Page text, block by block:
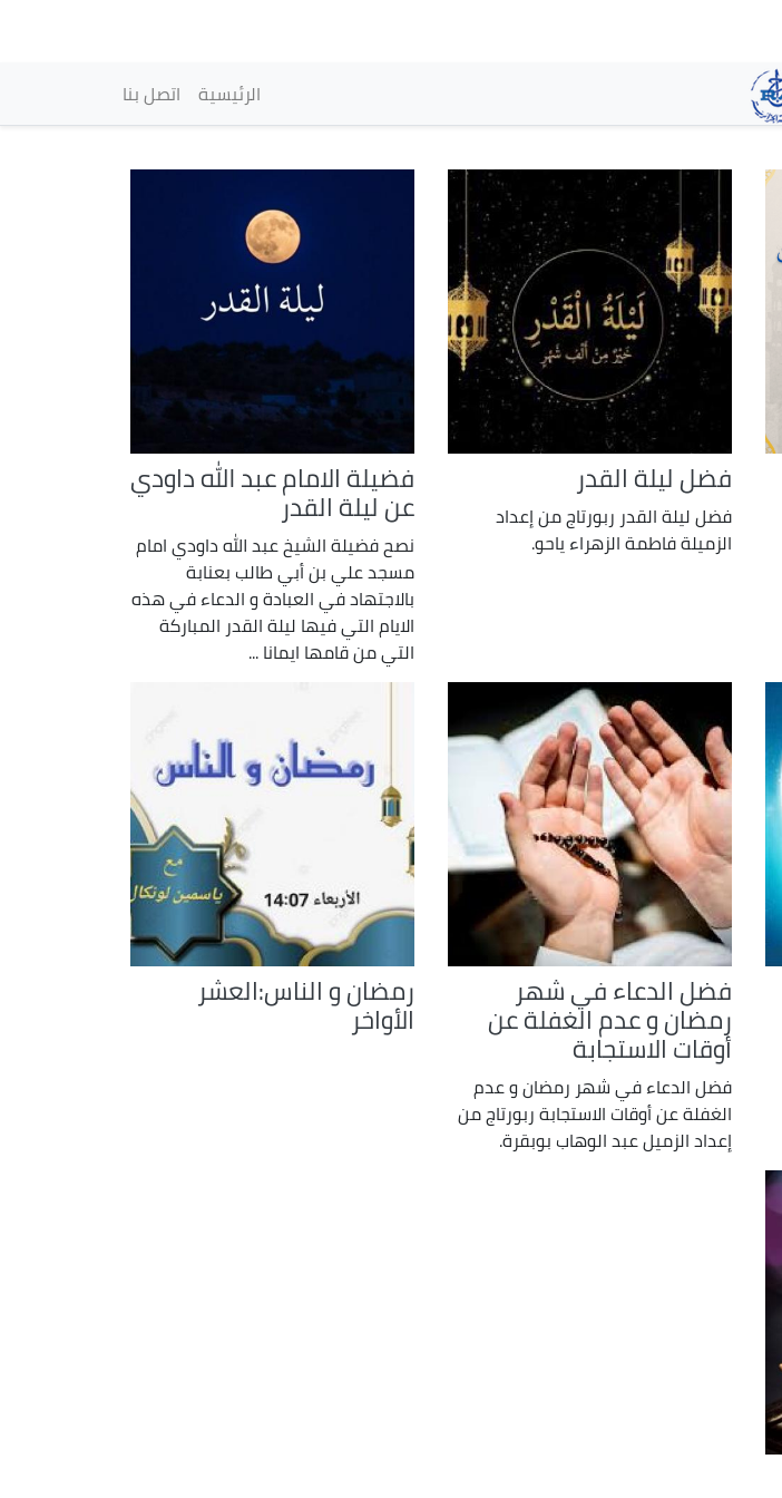
principale
الرئيسية اتصل بنا
فضل ليلة القدر
فضل ليلة القدر ربورتاج من إعداد
الزميلة فاطمة الزهراء ياحو.
فضيلة الامام عبد الله داودي
عن ليلة القدر
نصح فضيلة الشيخ عبد الله داودي امام
مسجد علي بن أبي طالب بعنابة
بالاجتهاد في العبادة و الدعاء في هذه
الايام التي فيها ليلة القدر المباركة
التي من قامها ايمانا ...
فضل الدعاء في شهر
رمضان و عدم الغفلة عن
أوقات الاستجابة
فضل الدعاء في شهر رمضان و عدم
الغفلة عن أوقات الاستجابة ربورتاج من
إعداد الزميل عبد الوهاب بوبقرة.
رمضان و الناس:العشر
الأواخر